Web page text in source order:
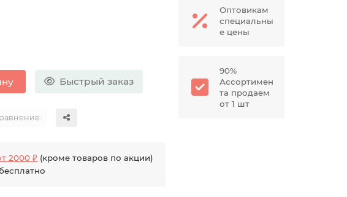
Быстрый заказ
2000 ₽ (кроме товаров по акции)
Оптовикам
специальны
е цены
90%
Ассортимен
та продаем
от 1 шт